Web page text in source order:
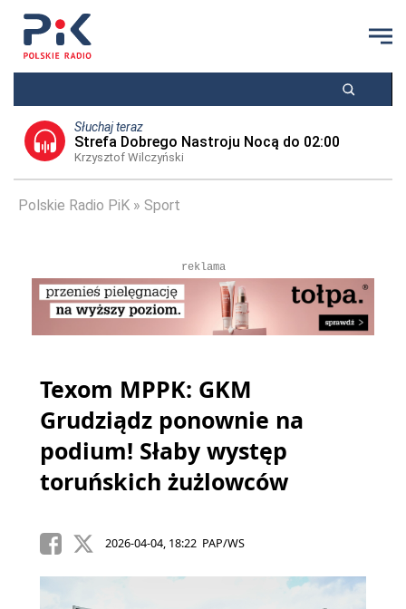
Słuchaj teraz
Strefa Dobrego Nastroju Nocą do 02:00
Krzysztof Wilczyński
Polskie Radio PiK Sport
reklama
Texom MPPK: GKM
Grudziądz ponownie na
podium! Słaby występ
toruńskich żużlowców
2026-04-04, 18:22 PAP/WS